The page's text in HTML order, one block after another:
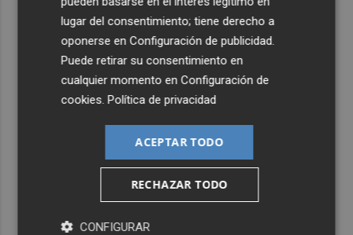
lugar del consentimiento; tiene derecho a
oponerse enConfiguración de publicidad
Puede retirar su consentimiento en
cualquier momento enConfiguración de
cookies .Política de privacidad
ACEPTAR TODO
RECHAZAR TODO
CONFIGURAR